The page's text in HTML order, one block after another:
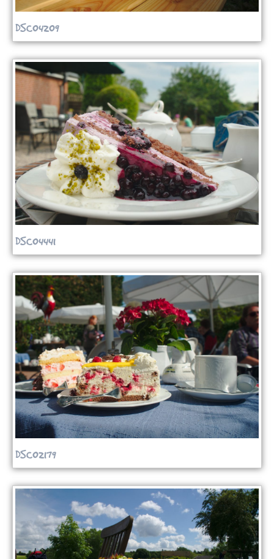
DSC04209
DSC04441
DSC02179